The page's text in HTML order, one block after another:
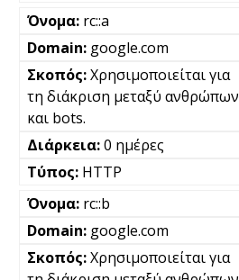
rc::a
google.com
Χρησιμοποιείται για
τη διάκριση μεταξύ ανθρώπων
και bots.
0 ημέρες
HTTP
rc::b
google.com
Χρησιμοποιείται για